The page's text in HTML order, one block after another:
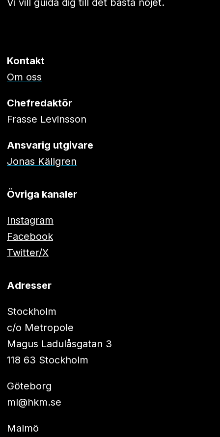
Kontakt
Om oss
Chefredaktör
Frasse Levinsson
Ansvarig utgivare
Jonas Källgren
Övriga kanaler
Instagram
Facebook
Twitter/X
Adresser
Stockholm
c/o Metropole
Magus Ladulåsgatan 3
118 63 Stockholm
Göteborg
ml@hkm.se
Malmö